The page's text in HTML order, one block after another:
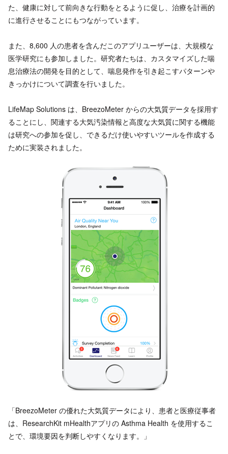
た、健康に対して前向きな行動をとるように促し、治療を計画的
に進行させることにもつながっています。
また、8,600 人の患者を含んだこのアプリユーザーは、大規模な
医学研究にも参加しました。研究者たちは、カスタマイズした喘
息治療法の開発を目的として、喘息発作を引き起こすパターンや
きっかけについて調査を行いました。
LifeMap Solutions は、BreezoMeter からの大気質データを採用す
ることにし、関連する大気汚染情報と高度な大気質に関する機能
は研究への参加を促し、できるだけ使いやすいツールを作成する
ために実装されました。
「BreezoMeter の優れた大気質データにより、患者と医療従事者
は、ResearchKit mHealthアプリの Asthma Health を使用するこ
とで、環境要因を判断しやすくなります。」